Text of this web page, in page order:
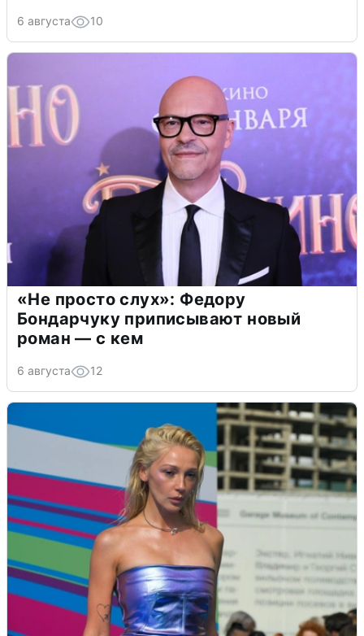
6 августа 10
«Не просто слух»: Федору
Бондарчуку приписывают новый
роман — с кем
6 августа 12